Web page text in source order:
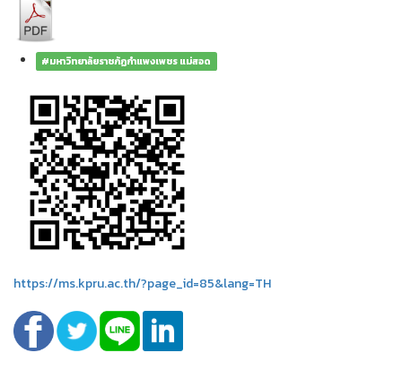
#มหาวิทยาลัยราชภัฏกำแพงเพชร แม่สอด
https://ms.kpru.ac.th/?page_id=85&lang=TH